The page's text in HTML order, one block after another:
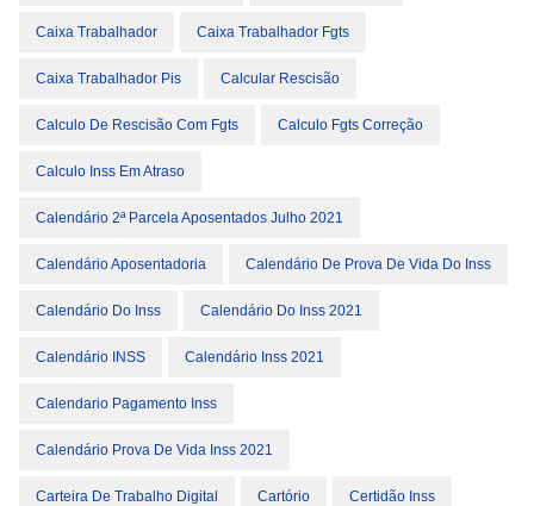
Caixa Trabalhador Caixa Trabalhador Fgts
Caixa Trabalhador Pis Calcular Rescisão
Calculo De Rescisão Com Fgts Calculo Fgts Correção
Calculo Inss Em Atraso
Calendário 2ª Parcela Aposentados Julho 2021
Calendário Aposentadoria Calendário De Prova De Vida Do Inss
Calendário Do Inss Calendário Do Inss 2021
Calendário INSS Calendário Inss 2021
Calendario Pagamento Inss
Calendário Prova De Vida Inss 2021
Carteira De Trabalho Digital Cartório Certidão Inss